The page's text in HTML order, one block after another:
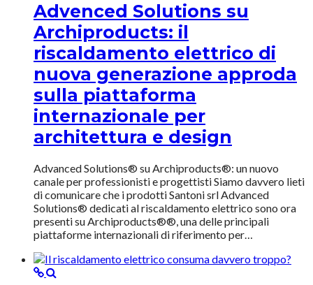
Advenced Solutions su
Archiproducts: il
riscaldamento elettrico di
nuova generazione approda
sulla piattaforma
internazionale per
architettura e design
Advanced Solutions® su Archiproducts®: un nuovo
canale per professionisti e progettisti Siamo davvero lieti
di comunicare che i prodotti Santoni srl Advanced
Solutions® dedicati al riscaldamento elettrico sono ora
presenti su Archiproducts®®, una delle principali
piattaforme internazionali di riferimento per…